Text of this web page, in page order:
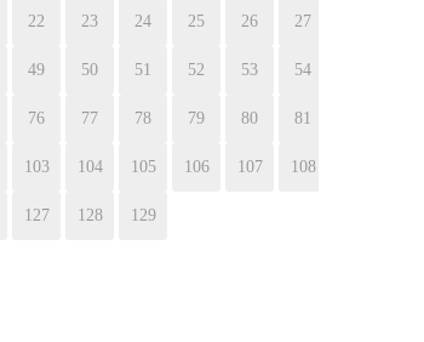
22 23 24 25 26 27
49 50 51 52 53 54
76 77 78 79 80 81
103 104 105 106 107 108
127 128 129